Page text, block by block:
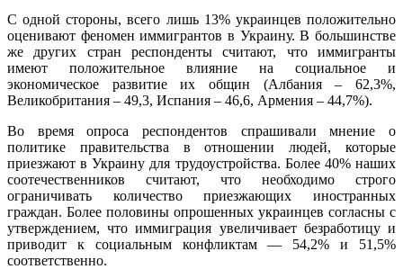
С одной стороны, всего лишь 13% украинцев положительно
оценивают феномен иммигрантов в Украину. В большинстве
же других стран респонденты считают, что иммигранты
имеют положительное влияние на социальное и
экономическое развитие их общин (Албания – 62,3%,
Великобритания – 49,3, Испания – 46,6, Армения – 44,7%).
Во время опроса респондентов спрашивали мнение о
политике правительства в отношении людей, которые
приезжают в Украину для трудоустройства. Более 40% наших
соотечественников считают, что необходимо строго
ограничивать количество приезжающих иностранных
граждан. Более половины опрошенных украинцев согласны с
утверждением, что иммиграция увеличивает безработицу и
приводит к социальным конфликтам — 54,2% и 51,5%
соответственно.